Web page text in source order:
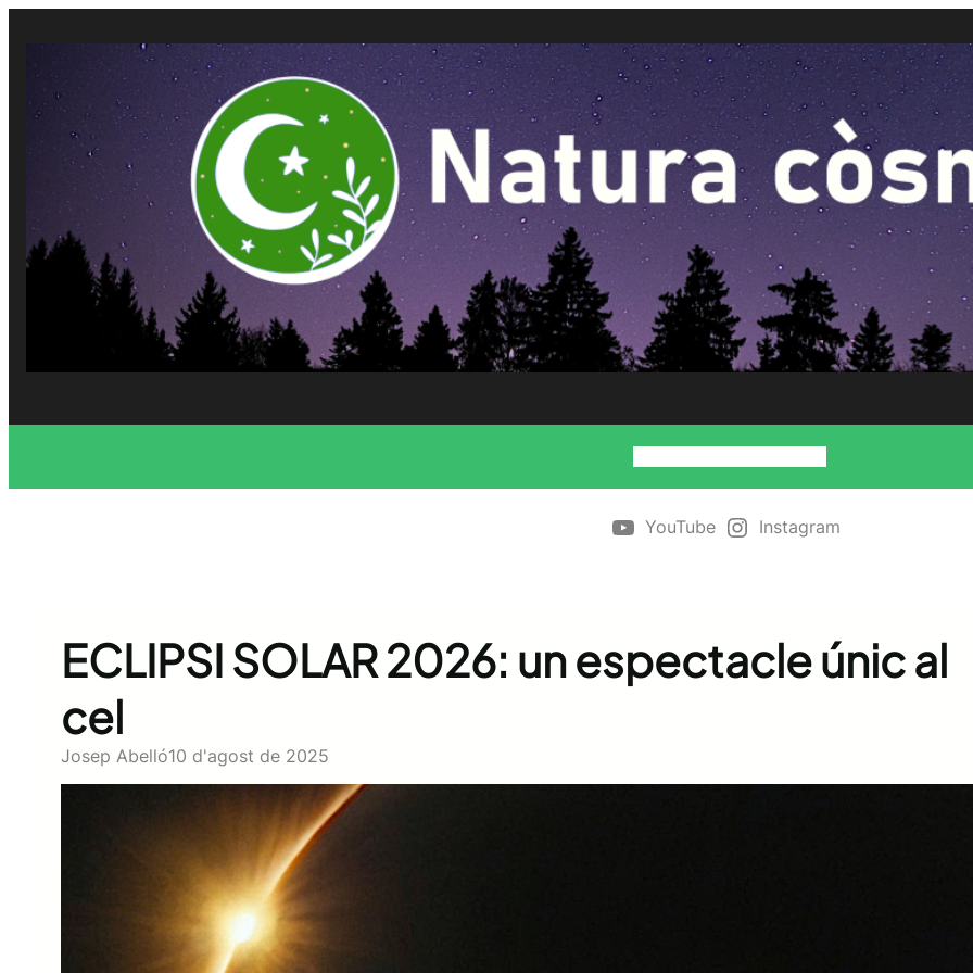
contingut
YouTube Instagram
ECLIPSI SOLAR 2026: un espectacle únic al
cel
Josep Abelló10 d'agost de 2025